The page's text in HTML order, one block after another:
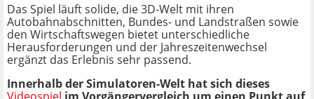
Das Spiel läuft solide, die 3D-Welt mit ihren
Autobahnabschnitten, Bundes- und Landstraßen sowie
den Wirtschaftswegen bietet unterschiedliche
Herausforderungen und der Jahreszeitenwechsel
ergänzt das Erlebnis sehr passend.
Innerhalb der Simulatoren-Welt hat sich dieses